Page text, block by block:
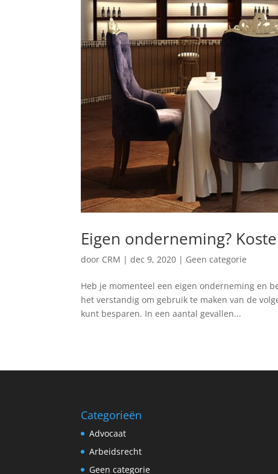
Eigen onderneming?
door CRM |dec 9, 2020 | Geen categorie
Heb je momenteel een eigen onderneming en
het verstandig om gebruik te maken van de
kunt besparen. In een aantal gevallen...
Categorieën
Advocaat
Arbeidsrecht
Geen categorie